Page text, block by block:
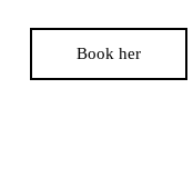
Book her